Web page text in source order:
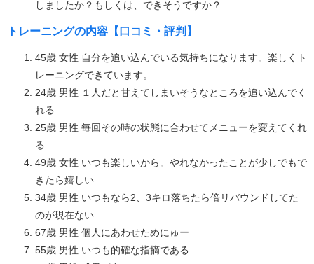
しましたか？もしくは、できそうですか？
トレーニングの内容【口コミ・評判】
45歳 女性 自分を追い込んでいる気持ちになります。楽しくト
レーニングできています。
24歳 男性 １人だと甘えてしまいそうなところを追い込んでく
れる
25歳 男性 毎回その時の状態に合わせてメニューを変えてくれ
る
49歳 女性 いつも楽しいから。やれなかったことが少しでもで
きたら嬉しい
34歳 男性 いつもなら2、3キロ落ちたら倍リバウンドしてた
のが現在ない
67歳 男性 個人にあわせためにゅー
55歳 男性 いつも的確な指摘である